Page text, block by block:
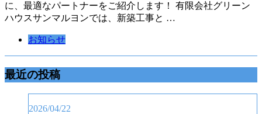
に、最適なパートナーをご紹介します！ 有限会社グリーン
ハウスサンマルヨンでは、新築工事と …
お知らせ
最近の投稿
2026/04/22